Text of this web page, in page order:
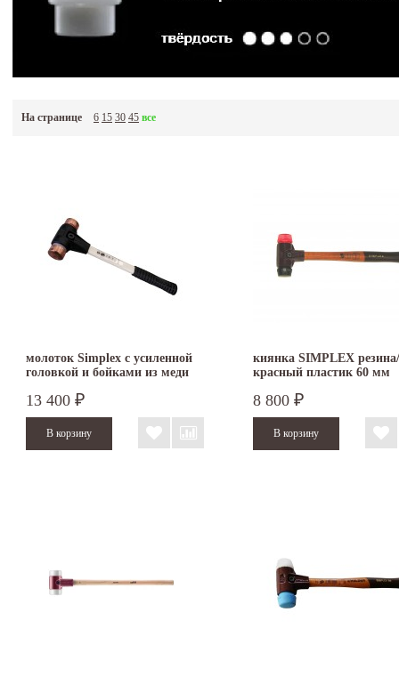
На странице 6 15 30 45 все
молоток Simplex с усиленной
головкой и бойками из меди
13 400 ₽
киянка SIMPLEX резина/
красный пластик 60 мм
8 800 ₽